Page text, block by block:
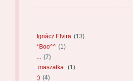
Ignácz Elvira (13)
*Boo^^ (1)
(7)
.maszatka.
(1)
:) (4)